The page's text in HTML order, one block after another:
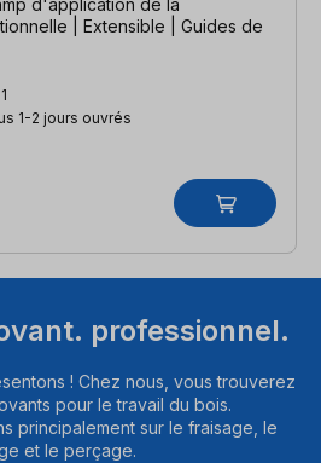
d'application de la
1-2 jours ouvrés
professionnel.
! Chez nous, vous trouverez
pour le travail du bois.
principalement sur le fraisage, le
et le perçage.